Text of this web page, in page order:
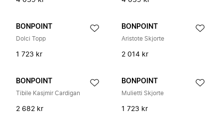
BONPOINT
Dolci Topp
1 723 kr
BONPOINT
Aristote Skjorte
2 014 kr
BONPOINT
Tibile Kasjmir Cardigan
2 682 kr
BONPOINT
Mulietti Skjorte
1 723 kr